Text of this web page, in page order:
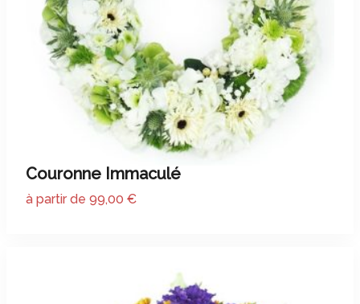
Couronne Immaculé
à partir de 99,00 €